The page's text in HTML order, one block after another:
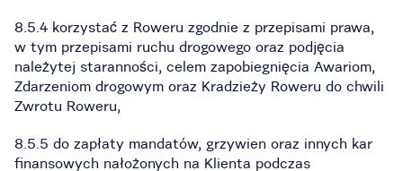
8.5.4 korzystać z Roweru zgodnie z przepisami prawa,
w tym przepisami ruchu drogowego oraz podjęcia
należytej staranności, celem zapobiegnięcia Awariom,
Zdarzeniom drogowym oraz Kradzieży Roweru do chwili
Zwrotu Roweru,
8.5.5 do zapłaty mandatów, grzywien oraz innych kar
finansowych nałożonych na Klienta podczas